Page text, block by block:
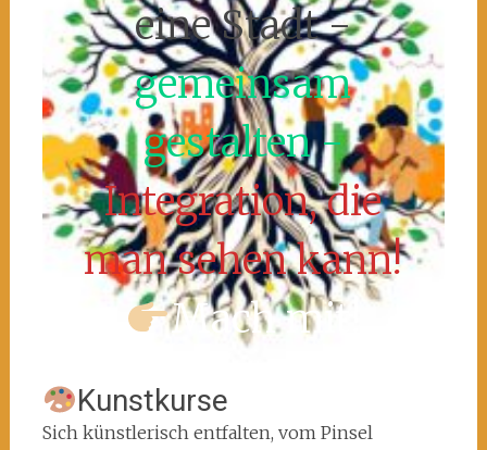
eine Stadt -
gemeinsam
gestalten -
Integration, die
man sehen kann!
Mach mit!
Kunstkurse
Sich künstlerisch entfalten, vom Pinsel